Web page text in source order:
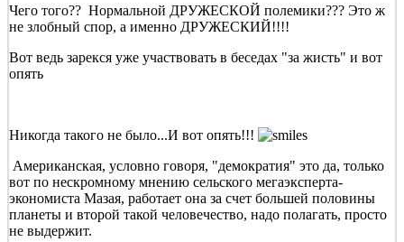
Чего того?? Нормальной ДРУЖЕСКОЙ полемики??? Это ж
не злобный спор, а именно ДРУЖЕСКИЙ!!!!
Вот ведь зарекся уже участвовать в беседах "за жисть" и вот
опять
Никогда такого не было...И вот опять!!!
Американская, условно говоря, "демократия" это да, только
вот по нескромному мнению сельского мегаэксперта-
экономиста Мазая, работает она за счет большей половины
планеты и второй такой человечество, надо полагать, просто
не выдержит.